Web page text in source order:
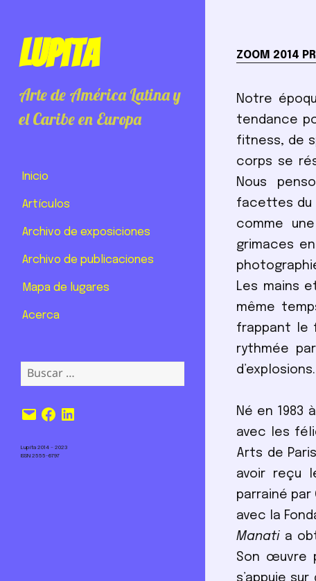
Lupita
Arte de América Latina y
el Caribe en Europa
Inicio
Artículos
Archivo de exposiciones
Archivo de publicaciones
Mapa de lugares
Acerca
Buscar:
Correo
electrónico
Facebook
LinkedIn
Lupita 2014 – 2023
ISSN 2555-6797
ZOOM 2014
Notre
tendance
fitness, de
corps se
Nous
facettes du
comme
grimaces
Les mains
même
frappant le
rythmée
Né en 1983
avec les
Arts de
avoir reçu
parrainé par
avec la
Manati a
Son œuvre
s’appuie